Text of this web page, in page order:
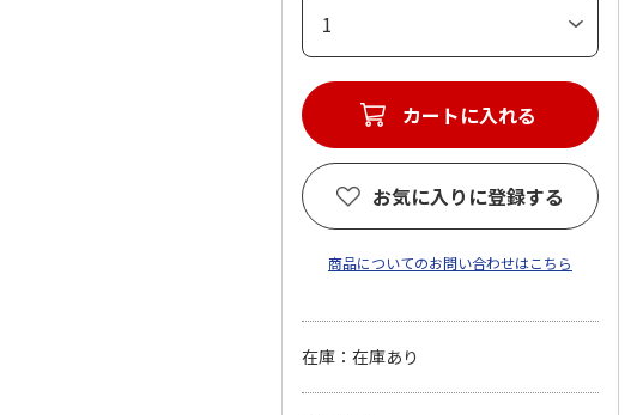
カートに入れる
お気に入りに登録する
商品についてのお問い合わせはこちら
在庫：在庫あり